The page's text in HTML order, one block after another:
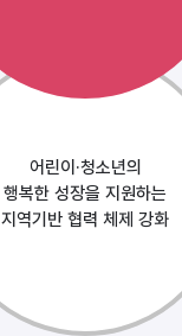
어린이·청소년의
행복한 성장을 지원하는
지역기반 협력 체제 강화